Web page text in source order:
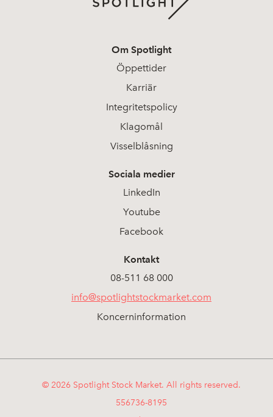
Om Spotlight
Öppettider
Karriär
Integritetspolicy
Klagomål
Visselblåsning
Sociala medier
LinkedIn
Youtube
Facebook
Kontakt
08-511 68 000
info@spotlightstockmarket.com
Koncerninformation
© 2026 Spotlight Stock Market. All rights reserved.
556736-8195